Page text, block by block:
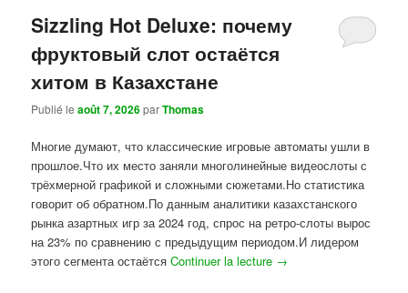
Sizzling Hot Deluxe: почему
фруктовый слот остаётся
хитом в Казахстане
Publié leaoût 7, 2026parThomas
Многие думают, что классические игровые автоматы ушли в
прошлое.Что их место заняли многолинейные видеослоты с
трёхмерной графикой и сложными сюжетами.Но статистика
говорит об обратном.По данным аналитики казахстанского
рынка азартных игр за 2024 год, спрос на ретро-слоты вырос
на 23% по сравнению с предыдущим периодом.И лидером
этого сегмента остаётсяContinuer la lecture →